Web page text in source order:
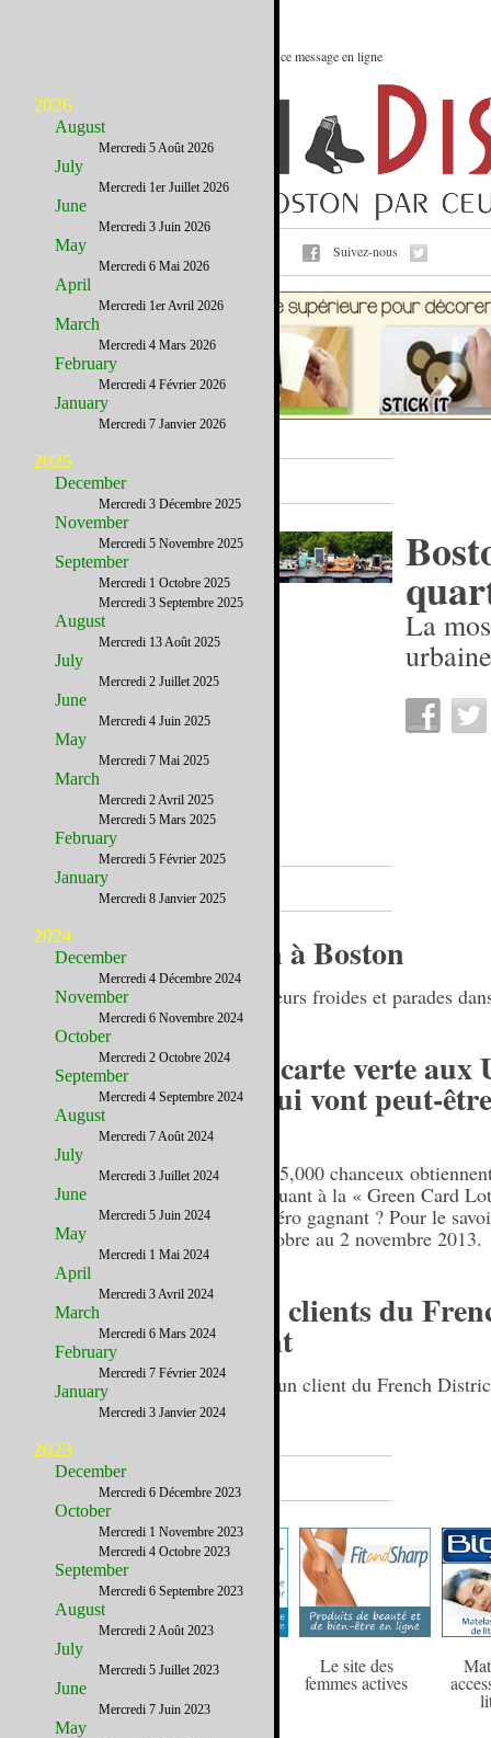
Le meilleur des Etats-Unis : Voir ce message en ligne
Contactez-nous Suivez-nous
A la Une
La
Reportages
Halloween à Boston
Soirées gore, sueurs froides et parades
La loterie carte verte aux
minutes qui vont peut-
votre vie
Chaque année, 55,000 chanceux
américaine en jouant à la « Green Card
le prochain numéro gagnant ? Pour le
jouez du 1er octobre au 2 novembre 2013.
Quand les clients du
témoignent
Bonjour, je suis un client du French
Bonnes adresses
Charcuterie
française
artisanale
Devenir mince et Le site des
femmes actives
2026
August
Mercredi 5 Août 2026
July
Mercredi 1er Juillet 2026
June
Mercredi 3 Juin 2026
May
Mercredi 6 Mai 2026
April
Mercredi 1er Avril 2026
March
Mercredi 4 Mars 2026
February
Mercredi 4 Février 2026
January
Mercredi 7 Janvier 2026
2025
December
Mercredi 3 Décembre 2025
November
Mercredi 5 Novembre 2025
September
Mercredi 1 Octobre 2025
Mercredi 3 Septembre 2025
August
Mercredi 13 Août 2025
July
Mercredi 2 Juillet 2025
June
Mercredi 4 Juin 2025
May
Mercredi 7 Mai 2025
March
Mercredi 2 Avril 2025
Mercredi 5 Mars 2025
February
Mercredi 5 Février 2025
January
Mercredi 8 Janvier 2025
2024
December
Mercredi 4 Décembre 2024
November
Mercredi 6 Novembre 2024
October
Mercredi 2 Octobre 2024
September
Mercredi 4 Septembre 2024
August
Mercredi 7 Août 2024
July
Mercredi 3 Juillet 2024
June
Mercredi 5 Juin 2024
May
Mercredi 1 Mai 2024
April
Mercredi 3 Avril 2024
March
Mercredi 6 Mars 2024
February
Mercredi 7 Février 2024
January
Mercredi 3 Janvier 2024
2023
December
Mercredi 6 Décembre 2023
October
Mercredi 1 Novembre 2023
Mercredi 4 Octobre 2023
September
Mercredi 6 Septembre 2023
August
Mercredi 2 Août 2023
July
Mercredi 5 Juillet 2023
June
Mercredi 7 Juin 2023
May